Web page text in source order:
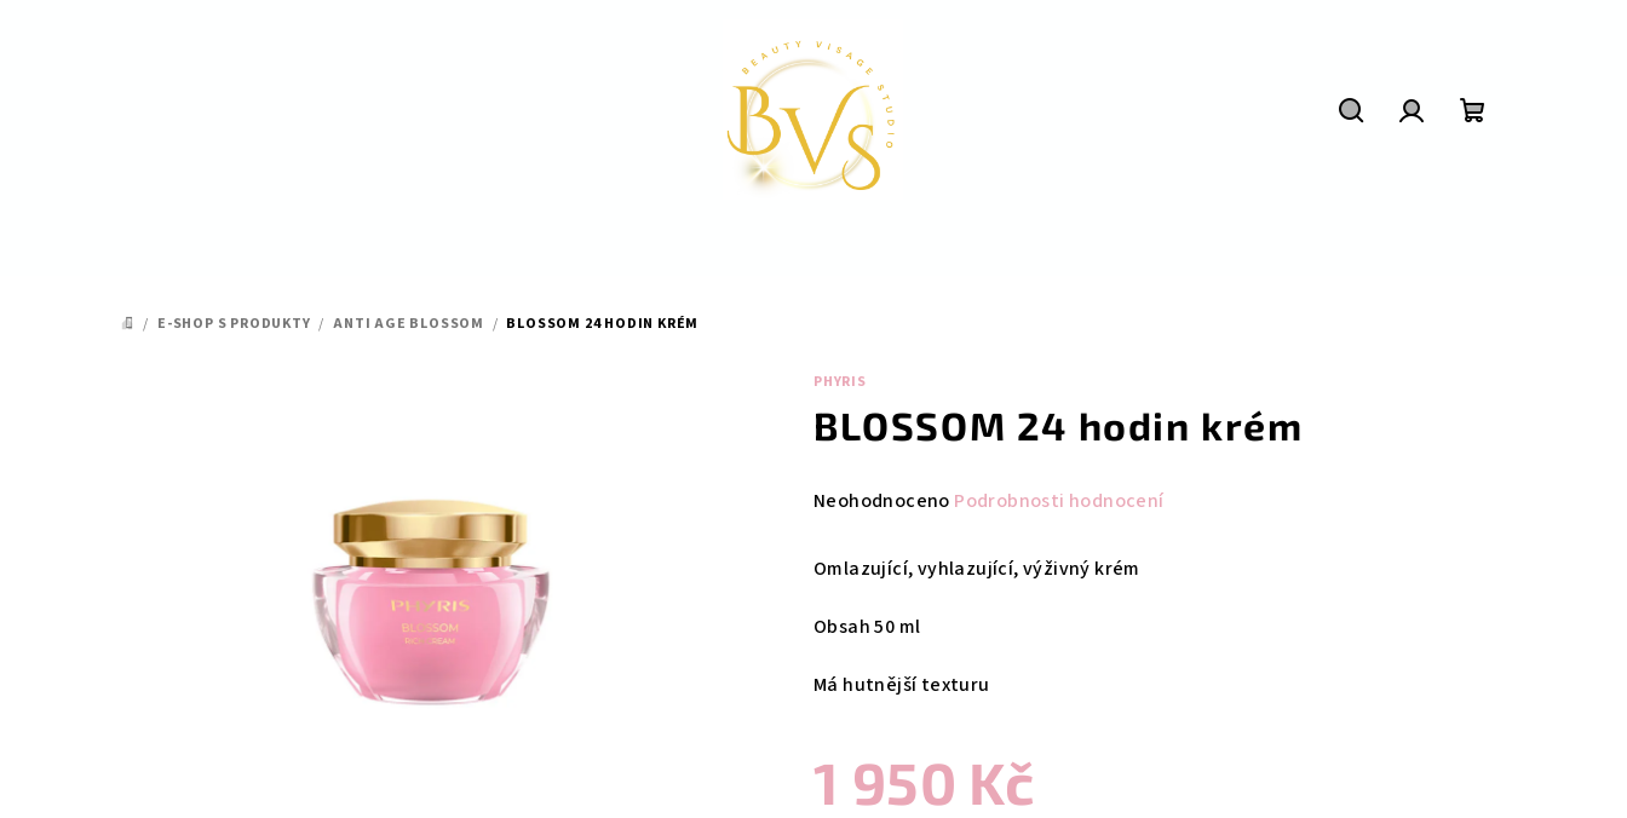
DOMŮ
/ E-SHOP S PRODUKTY / ANTI AGE BLOSSOM / BLOSSOM 24 HODIN KRÉM
PHYRIS
BLOSSOM 24 hodin krém
Průměrné
produktu
0,0
5
hvězdiček.
Neohodnoceno Podrobnosti hodnocení
Omlazující, vyhlazující, výživný krém
Obsah 50 ml
Má hutnější texturu
1 950 Kč